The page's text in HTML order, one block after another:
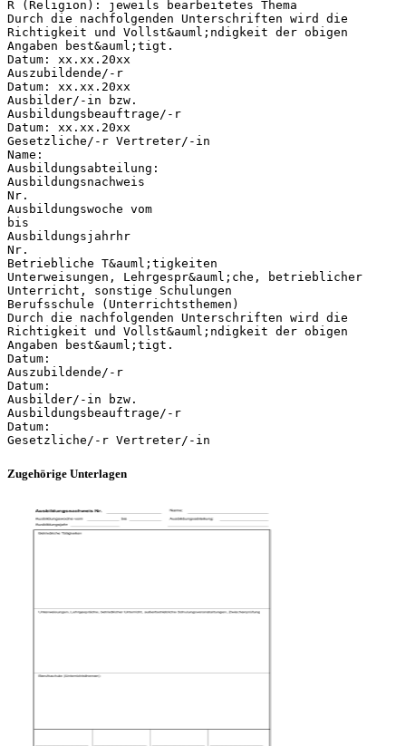
R (Religion): jeweils bearbeitetes Thema
Durch die nachfolgenden Unterschriften wird die
Richtigkeit und Vollst&auml;ndigkeit der obigen
Angaben best&auml;tigt.
Datum: xx.xx.20xx
Auszubildende/-r
Datum: xx.xx.20xx
Ausbilder/-in bzw.
Ausbildungsbeauftrage/-r
Datum: xx.xx.20xx
Gesetzliche/-r Vertreter/-in
Name:
Ausbildungsabteilung:
Ausbildungsnachweis
Nr.
Ausbildungswoche vom
bis
Ausbildungsjahrhr
Nr.
Betriebliche T&auml;tigkeiten
Unterweisungen, Lehrgespr&auml;che, betrieblicher
Unterricht, sonstige Schulungen
Berufsschule (Unterrichtsthemen)
Durch die nachfolgenden Unterschriften wird die
Richtigkeit und Vollst&auml;ndigkeit der obigen
Angaben best&auml;tigt.
Datum:
Auszubildende/-r
Datum:
Ausbilder/-in bzw.
Ausbildungsbeauftrage/-r
Datum:
Zugehörige Unterlagen